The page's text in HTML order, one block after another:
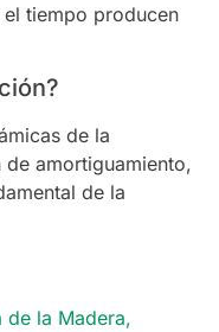
tiempo producen
de la
amortiguamiento,
de la
de la Madera,